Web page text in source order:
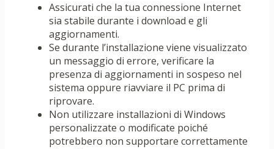
Assicurati che la tua connessione Internet
sia stabile durante i download e gli
aggiornamenti.
Se durante l’installazione viene visualizzato
un messaggio di errore, verificare la
presenza di aggiornamenti in sospeso nel
sistema oppure riavviare il PC prima di
riprovare.
Non utilizzare installazioni di Windows
personalizzate o modificate poiché
potrebbero non supportare correttamente